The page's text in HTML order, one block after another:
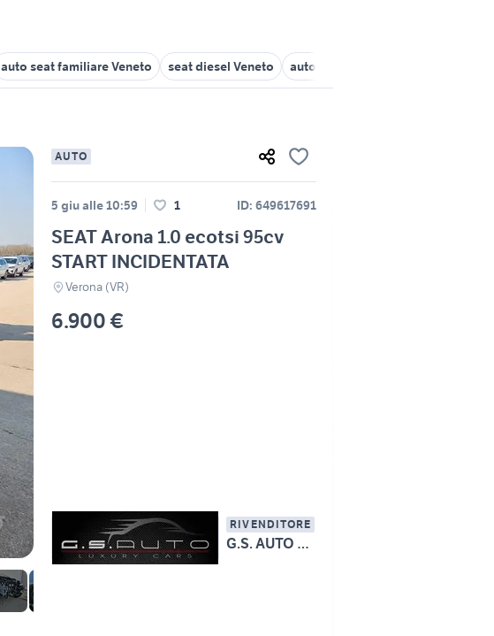
auto seat familiare Veneto seat diesel Veneto auto incidentata Veneto
AUTO
5 giu alle 10:59 1 ID: 649617691
SEAT Arona 1.0 ecotsi 95cv
START INCIDENTATA
Verona (VR)
6.900 €
RIVENDITORE
G.S. AUTO S.R.L